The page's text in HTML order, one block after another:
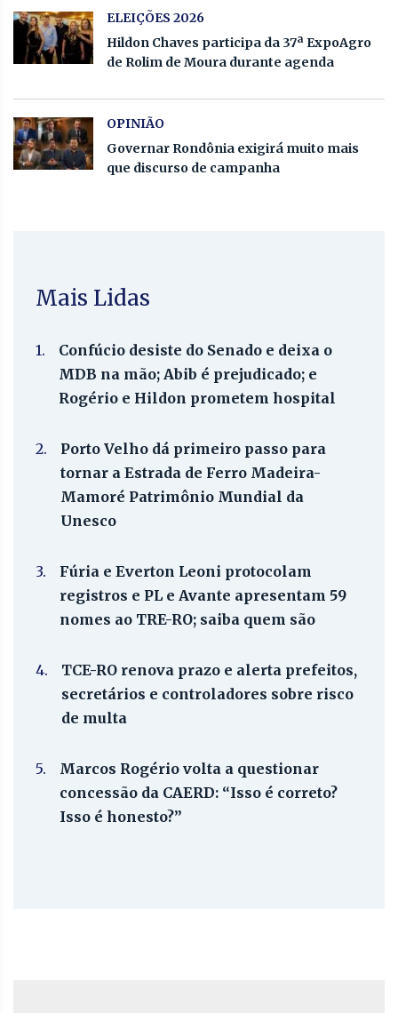
ELEIÇÕES 2026
Hildon Chaves participa da 37ª ExpoAgro
de Rolim de Moura durante agenda
OPINIÃO
Governar Rondônia exigirá muito mais
que discurso de campanha
Mais Lidas
1.
Confúcio desiste do Senado e deixa o
MDB na mão; Abib é prejudicado; e
Rogério e Hildon prometem hospital
2.
Porto Velho dá primeiro passo para
tornar a Estrada de Ferro Madeira-
Mamoré Patrimônio Mundial da
Unesco
3.
Fúria e Everton Leoni protocolam
registros e PL e Avante apresentam 59
nomes ao TRE-RO; saiba quem são
4.
TCE-RO renova prazo e alerta prefeitos,
secretários e controladores sobre risco
de multa
5.
Marcos Rogério volta a questionar
concessão da CAERD: “Isso é correto?
Isso é honesto?”